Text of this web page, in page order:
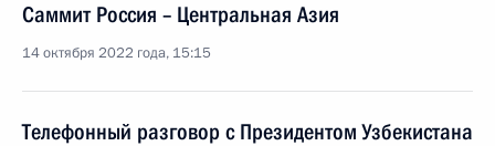
Саммит Россия – Центральная Азия
14 октября 2022 года, 15:15
Телефонный разговор с Президентом Узбекистана